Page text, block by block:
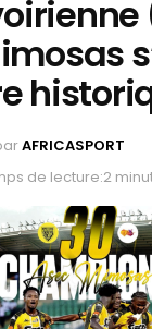
AFRICASPORT
de lecture:2